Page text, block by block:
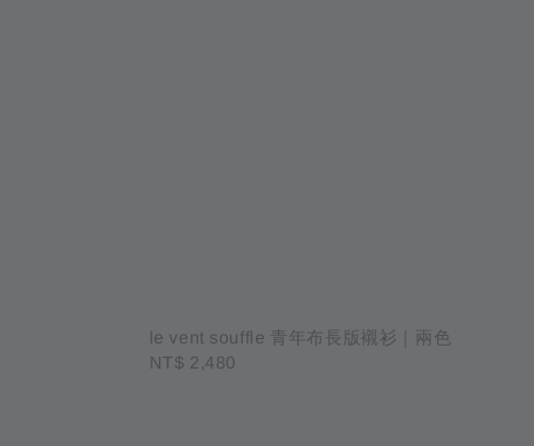
le vent souffle 青年布長版襯衫｜兩色
Regular
NT$ 2,480